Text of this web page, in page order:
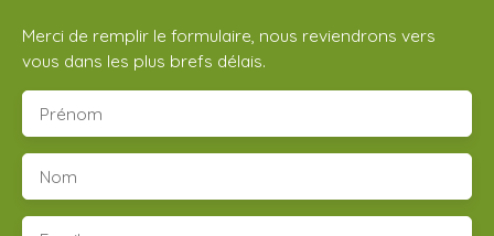
Merci de remplir le formulaire, nous reviendrons vers
vous dans les plus brefs délais.
Prénom
Nom